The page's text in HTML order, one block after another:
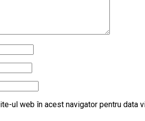
ul web în acest navigator pentru data